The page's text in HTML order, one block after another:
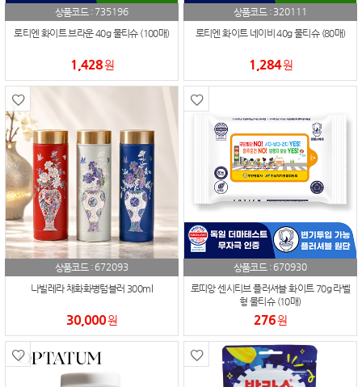
상품코드 : 735196
로티엔 화이트 브라운 40g 물티슈 (100매)
1,428원
상품코드 : 320111
로티엔 화이트 네이비 40g 물티슈 (80매)
1,284원
상품코드 : 672093
나빌레라 채화화병텀블러 300ml
30,000원
상품코드 : 670930
로띠앙 센시티브 플러셔블 화이트 70g 라벨
형 물티슈 (10매)
276원